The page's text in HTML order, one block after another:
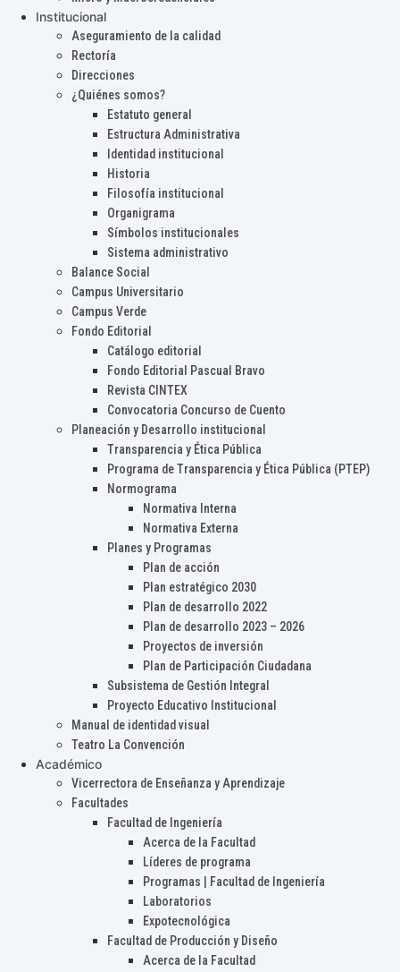
Institucional
Aseguramiento de la calidad
Rectoría
Direcciones
¿Quiénes somos?
Estatuto general
Estructura Administrativa
Identidad institucional
Historia
Filosofía institucional
Organigrama
Símbolos institucionales
Sistema administrativo
Balance Social
Campus Universitario
Campus Verde
Fondo Editorial
Catálogo editorial
Fondo Editorial Pascual Bravo
Revista CINTEX
Convocatoria Concurso de Cuento
Planeación y Desarrollo institucional
Transparencia y Ética Pública
Programa de Transparencia y Ética Pública (PTEP)
Normograma
Normativa Interna
Normativa Externa
Planes y Programas
Plan de acción
Plan estratégico 2030
Plan de desarrollo 2022
Plan de desarrollo 2023 – 2026
Proyectos de inversión
Plan de Participación Ciudadana
Subsistema de Gestión Integral
Proyecto Educativo Institucional
Manual de identidad visual
Teatro La Convención
Académico
Vicerrectora de Enseñanza y Aprendizaje
Facultades
Facultad de Ingeniería
Acerca de la Facultad
Líderes de programa
Programas | Facultad de Ingeniería
Laboratorios
Expotecnológica
Facultad de Producción y Diseño
Acerca de la Facultad